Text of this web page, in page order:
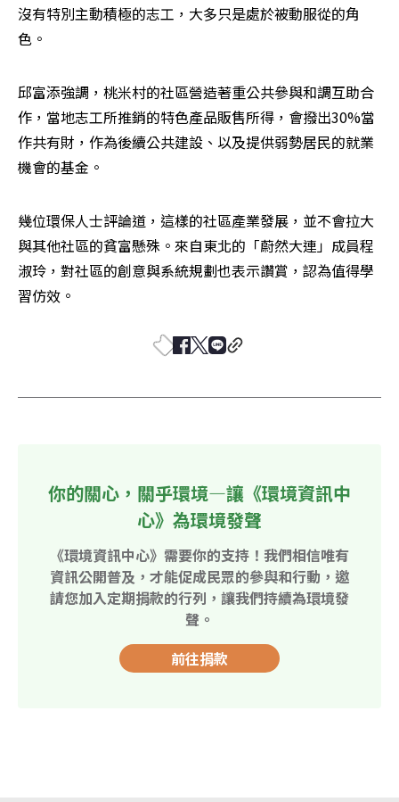
沒有特別主動積極的志工，大多只是處於被動服從的角
色。
邱富添強調，桃米村的社區營造著重公共參與和調互助合
作，當地志工所推銷的特色產品販售所得，會撥出30%當
作共有財，作為後續公共建設、以及提供弱勢居民的就業
機會的基金。
幾位環保人士評論道，這樣的社區產業發展，並不會拉大
與其他社區的貧富懸殊。來自東北的「蔚然大連」成員程
淑玲，對社區的創意與系統規劃也表示讚賞，認為值得學
習仿效。
你的關心，關乎環境—讓《環境資訊中
心》為環境發聲
《環境資訊中心》需要你的支持！我們相信唯有
資訊公開普及，才能促成民眾的參與和行動，邀
請您加入定期捐款的行列，讓我們持續為環境發
聲。
前往捐款